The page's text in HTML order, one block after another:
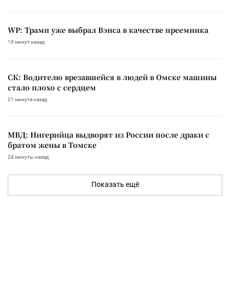
WP: Трамп уже выбрал Вэнса в качестве преемника
19 минут назад
СК: Водителю врезавшейся в людей в Омске машины
стало плохо с сердцем
21 минута назад
МВД: Нигерийца выдворят из России после драки с
братом жены в Томске
24 минуты назад
Показать ещё